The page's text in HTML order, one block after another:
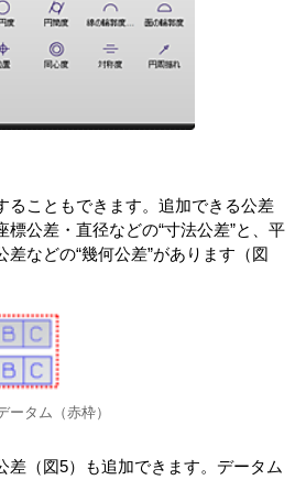
ることもできます。追加できる公差
公差・直径などの“寸法公差”と、平
などの“幾何公差”があります（図
ータム（赤枠）
差（図5）も追加できます。データム